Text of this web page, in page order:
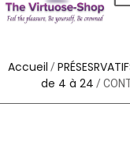
Accueil /
de 4 à 24 /